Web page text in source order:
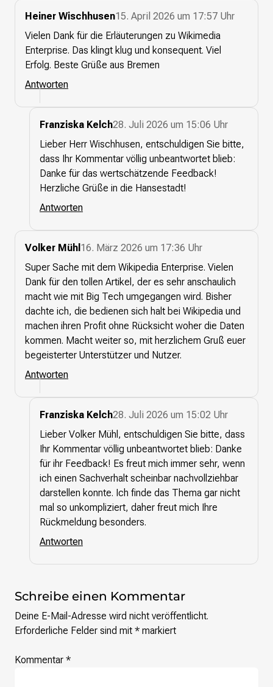
Heiner Wischhusen15. April 2026 um 17:57 Uhr
Vielen Dank für die Erläuterungen zu Wikimedia
Enterprise. Das klingt klug und konsequent. Viel
Erfolg. Beste Grüße aus Bremen
Antworten
Franziska Kelch28. Juli 2026 um 15:06 Uhr
Lieber Herr Wischhusen, entschuldigen Sie bitte,
dass Ihr Kommentar völlig unbeantwortet blieb:
Danke für das wertschätzende Feedback!
Herzliche Grüße in die Hansestadt!
Antworten
Volker Mühl 16. März 2026 um 17:36 Uhr
Super Sache mit dem Wikipedia Enterprise. Vielen
Dank für den tollen Artikel, der es sehr anschaulich
macht wie mit Big Tech umgegangen wird. Bisher
dachte ich, die bedienen sich halt bei Wikipedia und
machen ihren Profit ohne Rücksicht woher die Daten
kommen. Macht weiter so, mit herzlichem Gruß euer
begeisterter Unterstützer und Nutzer.
Antworten
Franziska Kelch28. Juli 2026 um 15:02 Uhr
Lieber Volker Mühl, entschuldigen Sie bitte, dass
Ihr Kommentar völlig unbeantwortet blieb: Danke
für ihr Feedback! Es freut mich immer sehr, wenn
ich einen Sachverhalt scheinbar nachvollziehbar
darstellen konnte. Ich finde das Thema gar nicht
mal so unkompliziert, daher freut mich Ihre
Rückmeldung besonders.
Antworten
Schreibe einen Kommentar
Deine E-Mail-Adresse wird nicht veröffentlicht.
Erforderliche Felder sind mit * markiert
Kommentar *